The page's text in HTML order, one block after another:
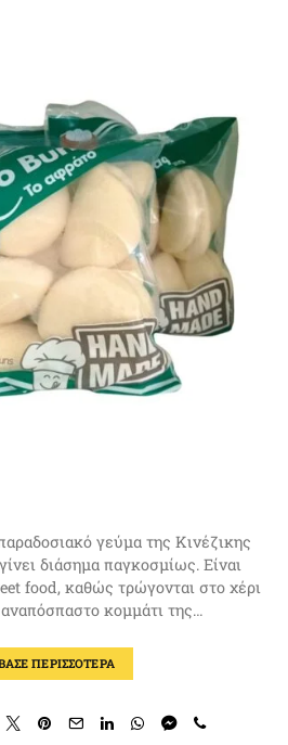
γεύμα της Κινέζικης
διάσημα παγκοσμίως. Είναι
food, καθώς τρώγονται στο χέρι
κομμάτι της…
ΠΕΡΙΣΣΟΤΕΡΑ